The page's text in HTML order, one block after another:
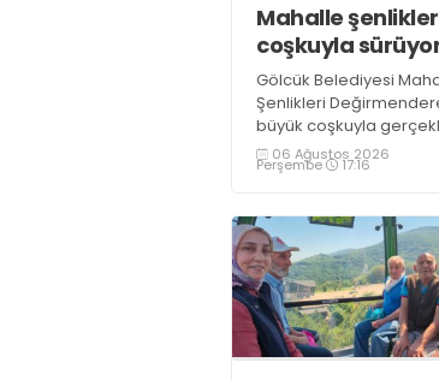
Mahalle
coşkuyla
Gölcük Belediyesi
Şenlikleri
büyük coşkuyla
06 Ağustos 2026
Perşembe 17:16